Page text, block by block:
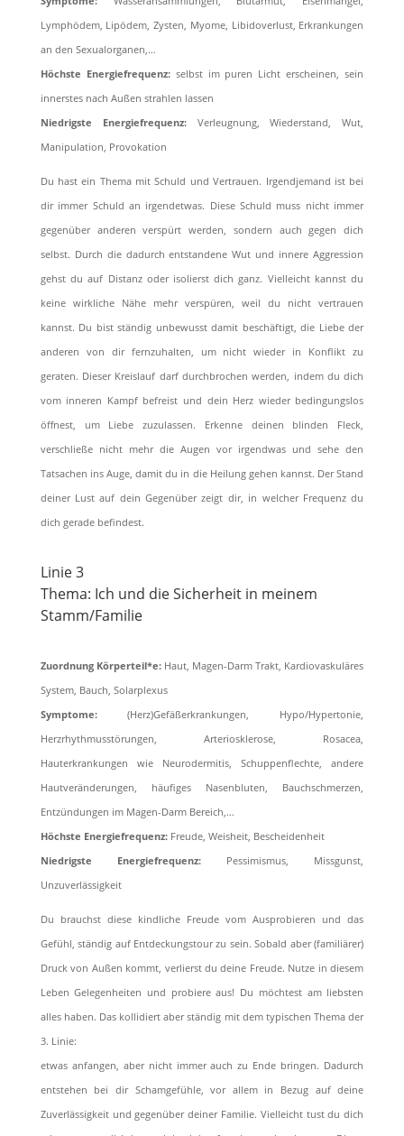
Lymphödem, Lipödem, Zysten, Myome, Libidoverlust, Erkrankungen
an den Sexualorganen,…
Höchste Energiefrequenz:selbst im puren Licht erscheinen, sein
innerstes nach Außen strahlen lassen
Niedrigste Energiefrequenz:Verleugnung, Wiederstand, Wut,
Manipulation, Provokation
Du hast ein Thema mit Schuld und Vertrauen. Irgendjemand ist bei
dir immer Schuld an irgendetwas. Diese Schuld muss nicht immer
gegenüber anderen verspürt werden, sondern auch gegen dich
selbst. Durch die dadurch entstandene Wut und innere Aggression
gehst du auf Distanz oder isolierst dich ganz. Vielleicht kannst du
keine wirkliche Nähe mehr verspüren, weil du nicht vertrauen
kannst. Du bist ständig unbewusst damit beschäftigt, die Liebe der
anderen von dir fernzuhalten, um nicht wieder in Konﬂikt zu
geraten. Dieser Kreislauf darf durchbrochen werden, indem du dich
vom inneren Kampf befreist und dein Herz wieder bedingungslos
öffnest, um Liebe zuzulassen. Erkenne deinen blinden Fleck,
verschließe nicht mehr die Augen vor irgendwas und sehe den
Tatsachen ins Auge, damit du in die Heilung gehen kannst. Der Stand
deiner Lust auf dein Gegenüber zeigt dir, in welcher Frequenz du
dich gerade beﬁndest.
Linie 3
Thema: Ich und die Sicherheit in meinem
Stamm/Familie
Zuordnung Körperteil*e:Haut, Magen-Darm Trakt, Kardiovaskuläres
System, Bauch, Solarplexus
Symptome:(Herz)Gefäßerkrankungen, Hypo/Hypertonie,
Herzrhythmusstörungen, Arteriosklerose, Rosacea,
Hauterkrankungen wie Neurodermitis, Schuppenﬂechte, andere
Hautveränderungen, häuﬁges Nasenbluten, Bauchschmerzen,
Entzündungen im Magen-Darm Bereich,…
Höchste Energiefrequenz:Freude, Weisheit, Bescheidenheit
Niedrigste Energiefrequenz:Pessimismus, Missgunst,
Unzuverlässigkeit
Du brauchst diese kindliche Freude vom Ausprobieren und das
Gefühl, ständig auf Entdeckungstour zu sein. Sobald aber (familiärer)
Druck von Außen kommt, verlierst du deine Freude. Nutze in diesem
Leben Gelegenheiten und probiere aus! Du möchtest am liebsten
alles haben. Das kollidiert aber ständig mit dem typischen Thema der
3. Linie:
etwas anfangen, aber nicht immer auch zu Ende bringen. Dadurch
entstehen bei dir Schamgefühle, vor allem in Bezug auf deine
Zuverlässigkeit und gegenüber deiner Familie. Vielleicht tust du dich